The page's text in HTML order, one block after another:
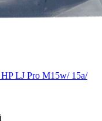
LJ Pro M15w/ 15a/